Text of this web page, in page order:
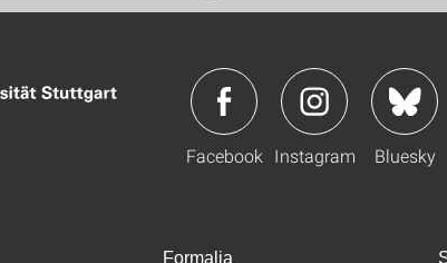
Facebook Instagram Bluesky
Formalia